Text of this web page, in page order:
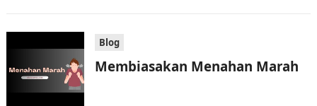
Blog
Membiasakan Menahan Marah